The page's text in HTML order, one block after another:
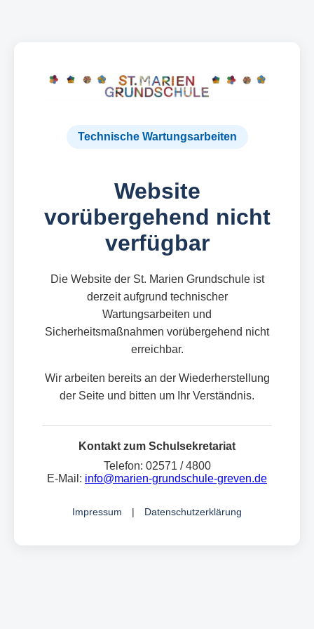
Technische Wartungsarbeiten
Website
vorübergehend nicht
verfügbar
Die Website der St. Marien Grundschule ist
derzeit aufgrund technischer
Wartungsarbeiten und
Sicherheitsmaßnahmen vorübergehend nicht
erreichbar.
Wir arbeiten bereits an der Wiederherstellung
der Seite und bitten um Ihr Verständnis.
Kontakt zum Schulsekretariat
Telefon: 02571 / 4800
E-Mail: info@marien-grundschule-greven.de
Impressum | Datenschutzerklärung